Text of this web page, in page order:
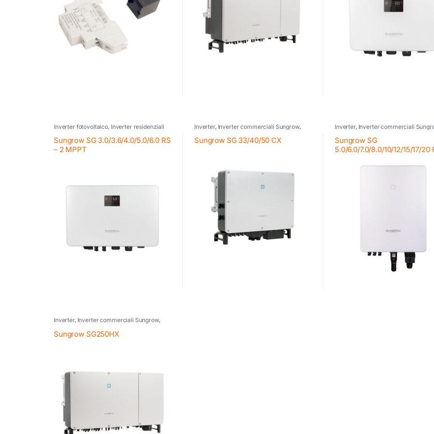
Inverter fotovoltaico, Inverter residenziali
Sungrow SG 3.0/3.6/4.0/5.0/6.0 RS
– 2 MPPT
Inverter, Inverter commerciali Sungrow,
Sungrow SG 33/40/50 CX
Inverter, Inverter commerciali
Sungrow,Sungrow
Sungrow SG
5.0/6.0/7.0/8.0/10/12/15/17/20
Inverter, Inverter commerciali Sungrow,
Sungrow SG250HX